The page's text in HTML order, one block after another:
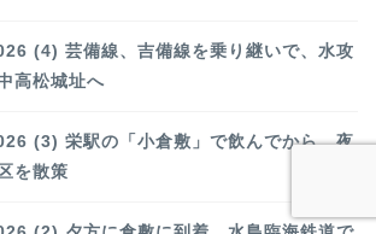
(4) 芸備線、吉備線を乗り継いで、水攻
高松城址へ
(3) 栄駅の「小倉敷」で飲んでから、夜
を散策